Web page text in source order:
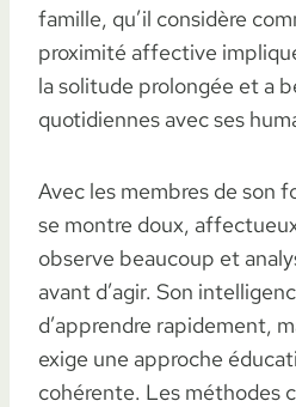
famille, qu’il considère
proximité affective
la solitude prolongée et a
quotidiennes avec ses
Avec les membres de son
se montre doux,
observe beaucoup et
avant d’agir. Son
d’apprendre rapidement,
exige une approche
cohérente. Les méthodes